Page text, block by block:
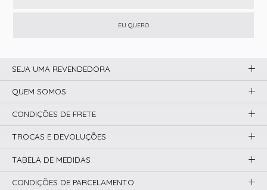
EU QUERO
SEJA UMA REVENDEDORA
QUEM SOMOS
CONDIÇÕES DE FRETE
TROCAS E DEVOLUÇÕES
TABELA DE MEDIDAS
CONDIÇÕES DE PARCELAMENTO